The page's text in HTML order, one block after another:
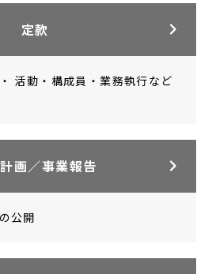
定款
活動・構成員・業務執行など
画／事業報告
公開